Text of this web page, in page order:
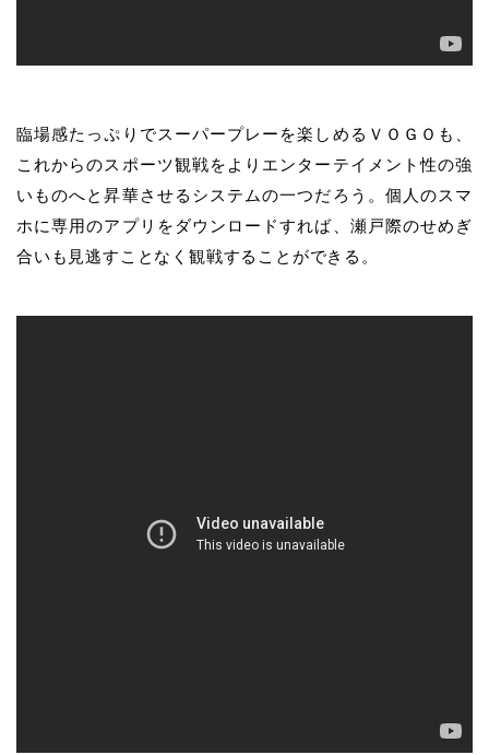
臨場感たっぷりでスーパープレーを楽しめるＶＯＧＯも、
これからのスポーツ観戦をよりエンターテイメント性の強
いものへと昇華させるシステムの一つだろう。個人のスマ
ホに専用のアプリをダウンロードすれば、瀬戸際のせめぎ
合いも見逃すことなく観戦することができる。